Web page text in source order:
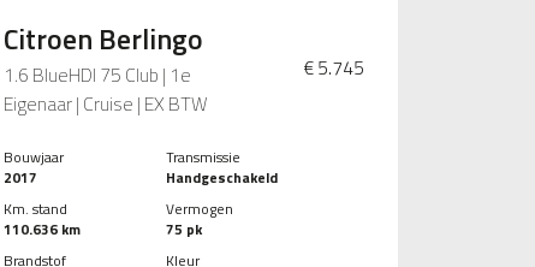
Citroen Berlingo
1.6 BlueHDI 75 Club | 1e
Eigenaar | Cruise | EX BTW
€ 5.745
Bouwjaar
2017
Km. stand
110.636 km
Brandstof
Transmissie
Handgeschakeld
Vermogen
75 pk
Kleur